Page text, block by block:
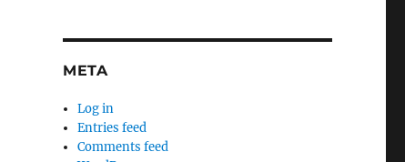
META
Log in
Entries feed
Comments feed